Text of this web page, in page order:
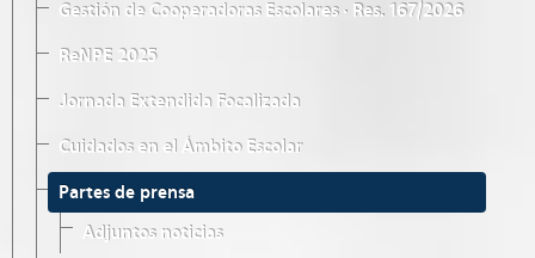
Gestión de Cooperadoras Escolares · Res. 167/2026
ReNPE 2025
Jornada Extendida Focalizada
Cuidados en el Ámbito Escolar
Partes de prensa
Adjuntos noticias